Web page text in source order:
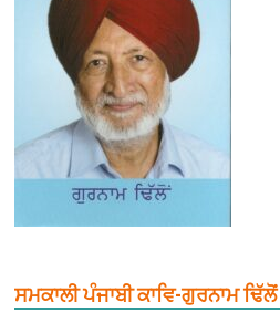
ਸਮਕਾਲੀ ਪੰਜਾਬੀ ਕਾਵਿ-ਗੁਰਨਾਮ ਢਿੱਲੋਂ